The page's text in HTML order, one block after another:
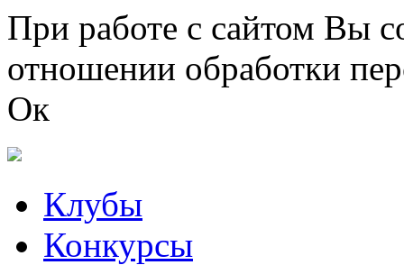
Перейти к основному содержанию
При работе с сайтом Вы
отношении обработки
Ок
Клубы
Конкурсы